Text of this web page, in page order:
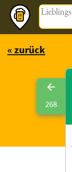
« zurück
268